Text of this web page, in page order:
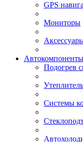
GPS
Мониторы
Автокомпоненты
Подогрев
Системы